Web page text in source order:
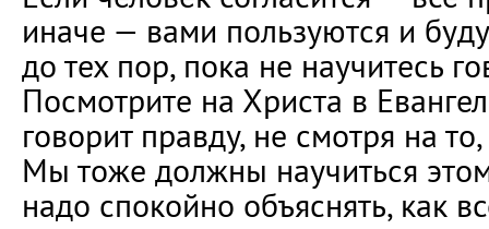
иначе — вами пользуются и
до тех пор, пока не научитесь
Посмотрите на Христа в
говорит правду, не смотря на
Мы тоже должны научиться
надо спокойно объяснять, как